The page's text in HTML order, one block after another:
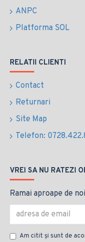
ANPC
Platforma SOL
RELATII CLIENTI
Contact
Returnari
Site Map
Telefon:
VREI SA NU RATEZI
Ramai aproape de
Am citit şi sunt de